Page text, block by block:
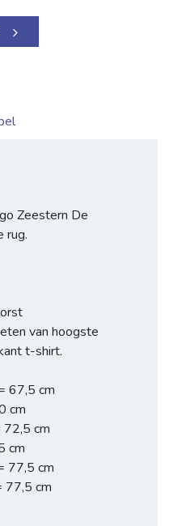
Zeestern De
rug.
van hoogste
t-shirt.
67,5 cm
cm
cm
cm
77,5 cm
77,5 cm